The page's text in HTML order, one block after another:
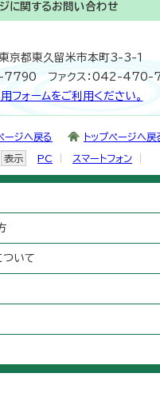
に関するお問い合わせ
都東久留米市本町3-3-1
7790 ファクス：042-470-
フォームをご利用ください。
ージへ戻る トップページへ戻
表示 PC スマートフォン
ついて